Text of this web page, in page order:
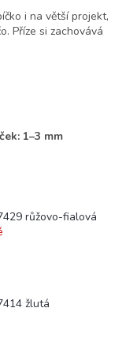
i na větší projekt,
Příze si zachovává
1–3 mm
růžovo-fialová
žlutá